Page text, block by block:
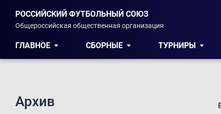
РОССИЙСКИЙ ФУТБОЛЬНЫЙ СОЮЗ
Общероссийская общественная организация
ГЛАВНОЕ СБОРНЫЕ ТУРНИРЫ
Архив